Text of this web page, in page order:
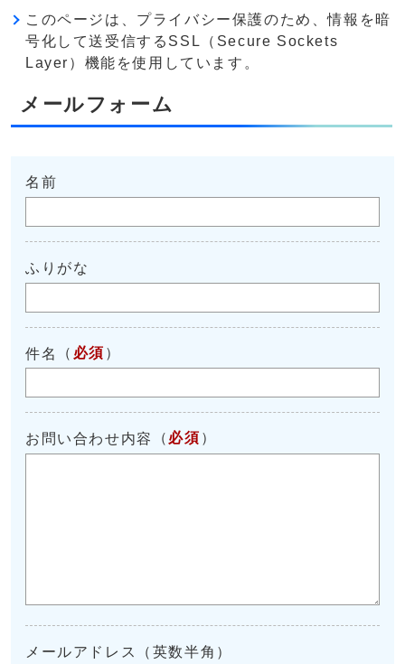
このページは、プライバシー保護のため、情報を暗
号化して送受信するSSL（Secure Sockets
Layer）機能を使用しています。
メールフォーム
名前
ふりがな
件名 （ 必須 ）
お問い合わせ内容 （ 必須 ）
メールアドレス（英数半角）